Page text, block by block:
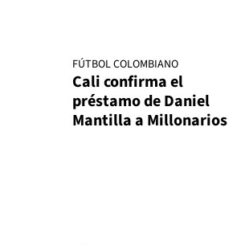
FÚTBOL COLOMBIANO
Cali confirma el
préstamo de Daniel
Mantilla a Millonarios